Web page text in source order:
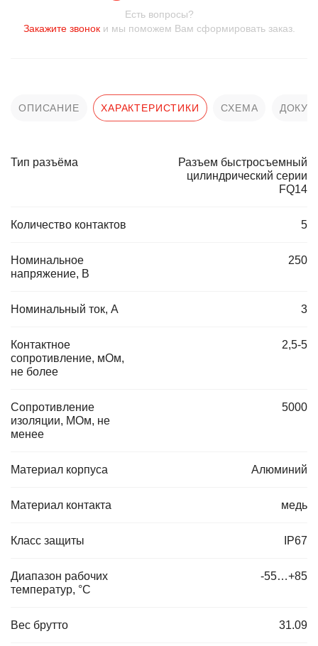
Есть вопросы?
Закажите звоноки мы поможем Вам сформировать заказ.
ОПИСАНИЕ ХАРАКТЕРИСТИКИ СХЕМА
Тип разъёма
Разъем быстросъемный
цилиндрический серии
FQ14
Количество контактов 5
Номинальное
напряжение, В
250
Номинальный ток, А 3
Контактное
сопротивление, мОм,
не более
2,5-5
Сопротивление
изоляции, МОм, не
менее
5000
Материал корпуса Алюминий
Материал контакта медь
Класс защиты IP67
Диапазон рабочих
температур, °C
-55…+85
Вес брутто 31.09